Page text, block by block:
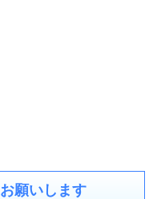
願いします